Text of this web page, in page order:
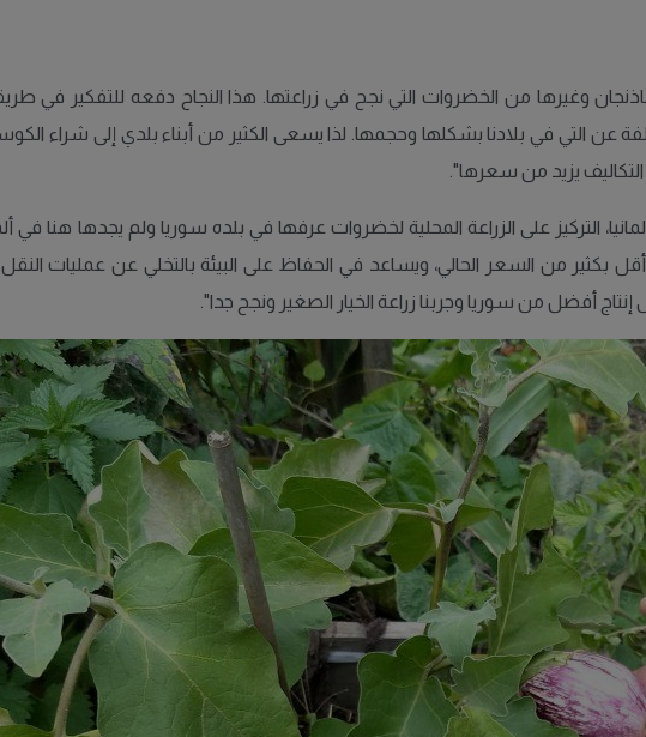
وغيرها من الخضروات التي نجح في زراعتها. هذا النجاح دفعه للتفكير في
عن التي في بلادنا بشكلها وحجمها. لذا يسعى الكثير من أبناء بلدي إلى شراء
يزيد من سعرها".
التركيز على الزراعة المحلية لخضروات عرفها في بلده سوريا ولم يجدها هنا في
من السعر الحالي، ويساعد في الحفاظ على البيئة بالتخلي عن عمليات النقل
أفضل من سوريا وجربنا زراعة الخيار الصغير ونجح جدا".